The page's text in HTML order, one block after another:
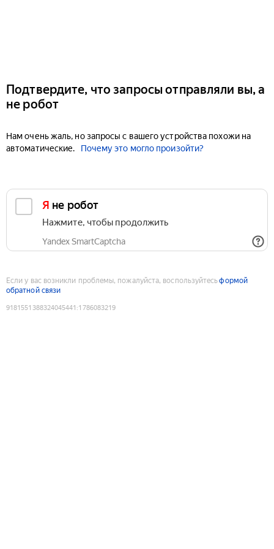
Подтвердите, что запросы отправляли вы, а
не робот
Нам очень жаль, но запросы с вашего устройства похожи на
автоматические.
Почему это могло произойти?
Я не робот
Нажмите, чтобы продолжить
Yandex SmartCaptcha
Если у вас возникли проблемы, пожалуйста, воспользуйтесьформой
обратной связи
9181551388324045441 :1786083219